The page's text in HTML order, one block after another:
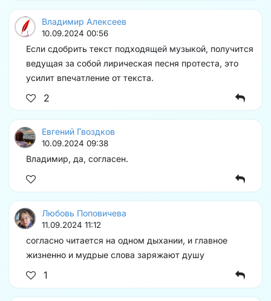
Владимир Алексеев
10.09.2024 00:56
Если сдобрить текст подходящей музыкой, получится
ведущая за собой лирическая песня протеста, это
усилит впечатление от текста.
2
Евгений Гвоздков
10.09.2024 09:38
Владимир, да, согласен.
Любовь Поповичева
11.09.2024 11:12
согласно читается на одном дыхании, и главное
жизненно и мудрые слова заряжают душу
1